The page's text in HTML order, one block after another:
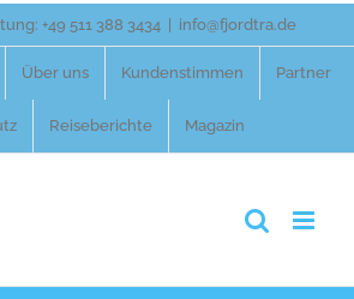
+49 511 388 3434 info@fjordtra.de
Über uns Kundenstimmen Partner
Reiseberichte Magazin